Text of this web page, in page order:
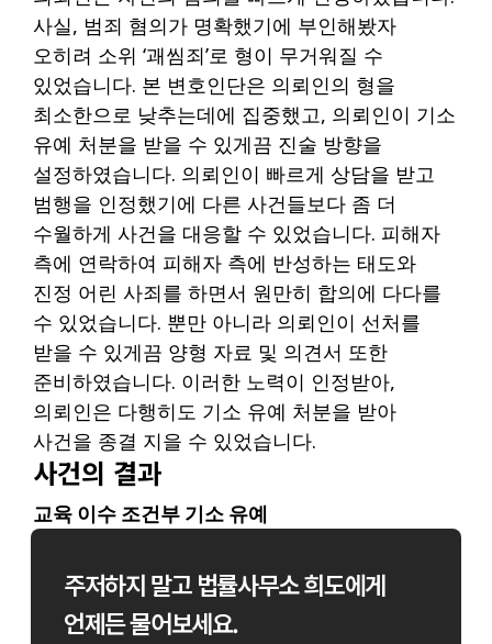
사실, 범죄 혐의가 명확했기에 부인해봤자
오히려 소위 ‘괘씸죄’로 형이 무거워질 수
있었습니다. 본 변호인단은 의뢰인의 형을
최소한으로 낮추는데에 집중했고, 의뢰인이 기소
유예 처분을 받을 수 있게끔 진술 방향을
설정하였습니다. 의뢰인이 빠르게 상담을 받고
범행을 인정했기에 다른 사건들보다 좀 더
수월하게 사건을 대응할 수 있었습니다. 피해자
측에 연락하여 피해자 측에 반성하는 태도와
진정 어린 사죄를 하면서 원만히 합의에 다다를
수 있었습니다. 뿐만 아니라 의뢰인이 선처를
받을 수 있게끔 양형 자료 및 의견서 또한
준비하였습니다. 이러한 노력이 인정받아,
의뢰인은 다행히도 기소 유예 처분을 받아
사건을 종결 지을 수 있었습니다.
사건의 결과
교육 이수 조건부 기소 유예
주저하지 말고 법률사무소 희도에게
언제든 물어보세요.